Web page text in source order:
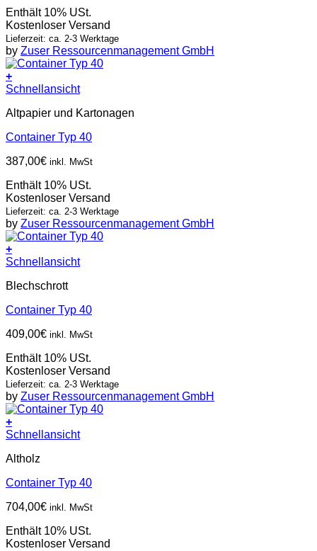
Enthält 10% USt.
Kostenloser Versand
Lieferzeit: ca. 2-3 Werktage
by Zuser Ressourcenmanagement GmbH
+
Schnellansicht
Altpapier und Kartonagen
Container Typ 40
387,00€ inkl. MwSt
Enthält 10% USt.
Kostenloser Versand
Lieferzeit: ca. 2-3 Werktage
by Zuser Ressourcenmanagement GmbH
+
Schnellansicht
Blechschrott
Container Typ 40
409,00€ inkl. MwSt
Enthält 10% USt.
Kostenloser Versand
Lieferzeit: ca. 2-3 Werktage
by Zuser Ressourcenmanagement GmbH
+
Schnellansicht
Altholz
Container Typ 40
704,00€ inkl. MwSt
Enthält 10% USt.
Kostenloser Versand